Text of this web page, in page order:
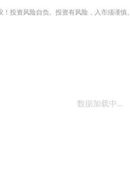
投资风险自负。投资有风险，入市须谨慎。
数据加载中...